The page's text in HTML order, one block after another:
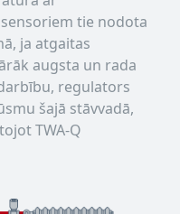
tie nodota
ja atgaitas
augsta un rada
regulators
šajā stāvvadā,
TWA-Q